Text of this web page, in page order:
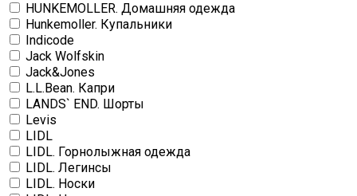
HUNKEMOLLER. Домашняя одежда
Hunkemoller. Купальники
Indicode
Jack Wolfskin
Jack&Jones
L.L.Bean. Капри
LANDS` END. Шорты
Levis
LIDL
LIDL. Горнолыжная одежда
LIDL. Легинсы
LIDL. Носки